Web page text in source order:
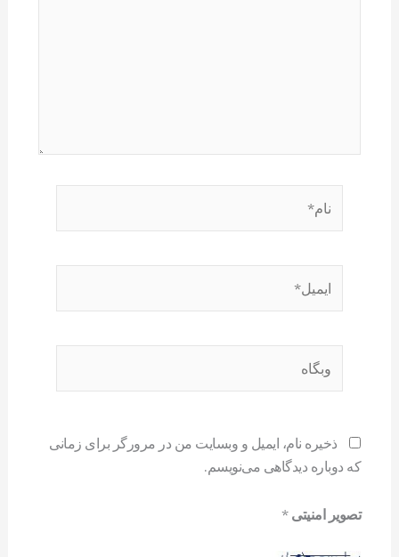
ذخیره نام، ایمیل و وبسایت من در مرورگر برای زمانی
که دوباره دیدگاهی می‌نویسم.
تصویر امنیتی*